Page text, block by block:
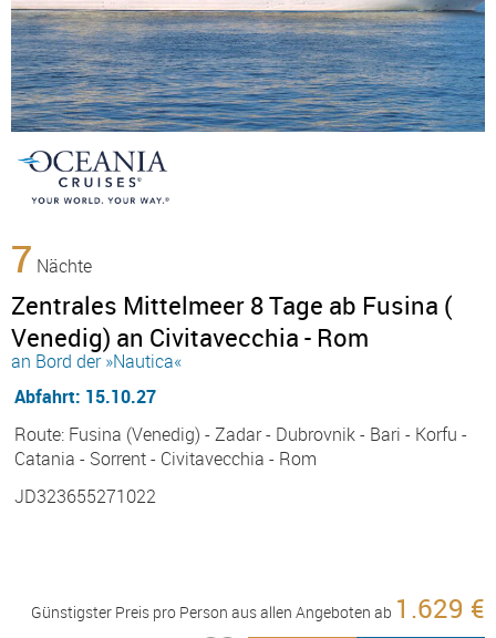
7 Nächte
Zentrales Mittelmeer 8 Tage ab Fusina (
Venedig) an Civitavecchia - Rom
an Bord der »Nautica«
Abfahrt: 15.10.27
Route: Fusina (Venedig) - Zadar - Dubrovnik - Bari - Korfu -
Catania - Sorrent - Civitavecchia - Rom
JD323655271022
Günstigster Preis pro Person aus allen Angeboten ab 1.629 €